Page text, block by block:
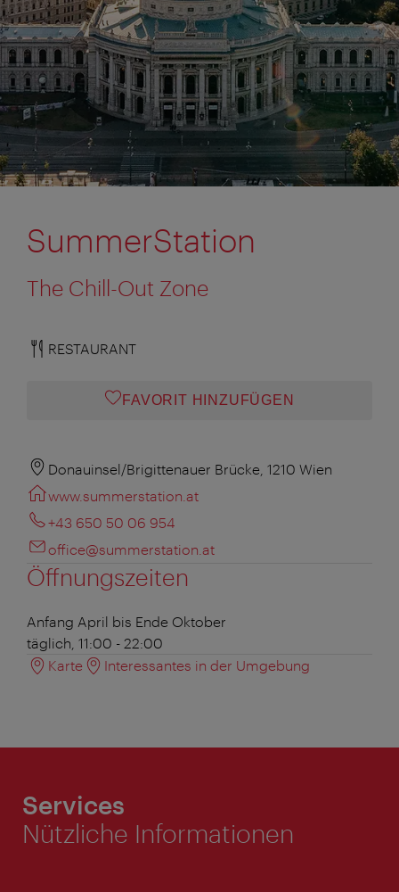
SummerStation
The Chill-Out Zone
RESTAURANT
FAVORIT HINZUFÜGEN
Donauinsel/Brigittenauer Brücke, 1210 Wien
www.summerstation.at
+43 650 50 06 954
office@summerstation.at
Öffnungszeiten
Anfang April bis Ende Oktober
täglich, 11:00 - 22:00
Karte
Interessantes in der Umgebung
Services
Nützliche Informationen